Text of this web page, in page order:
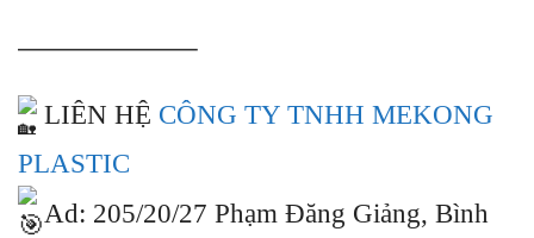
——————–
LIÊN HỆ CÔNG TY TNHH MEKONG
PLASTIC
Ad: 205/20/27 Phạm Đăng Giảng, Bình